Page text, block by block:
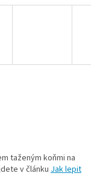
taženým koňmi na
v článku Jak lepit